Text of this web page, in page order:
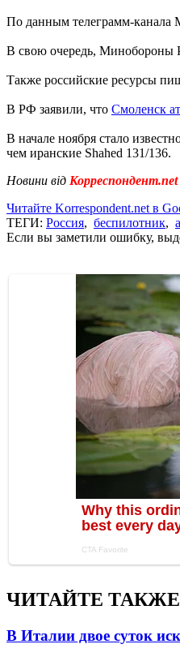
По данным телеграмм-канала
В свою очередь, Минобороны
Также российские ресурсы
В РФ заявили, что Смоленск
В начале ноября стало
чем иранские Shahed 131/136.
Новини від Корреспондент.net
Читайте Korrespondent.net в
ТЕГИ: Россия, беспилотник,
Если вы заметили ошибку,
ЧИТАЙТЕ ТАКЖЕ
В Италии двое суток